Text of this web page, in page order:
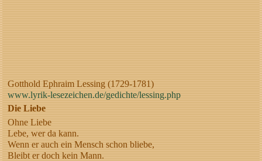
Gotthold Ephraim Lessing (1729-1781)
www.lyrik-lesezeichen.de/gedichte/lessing.php
Die Liebe
Ohne Liebe
Lebe, wer da kann.
Wenn er auch ein Mensch schon bliebe,
Bleibt er doch kein Mann.